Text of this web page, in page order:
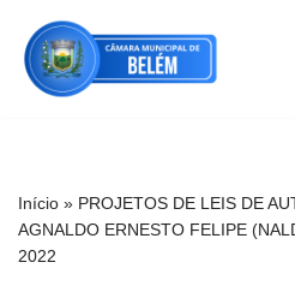
Pular
para
Início » PROJETOS DE LEIS DE
AGNALDO ERNESTO FELIPE
2022